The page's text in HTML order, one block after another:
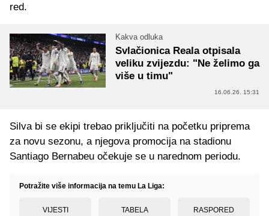
red.
Kakva odluka
Svlačionica Reala otpisala
veliku zvijezdu: "Ne želimo ga
više u timu"
16.06.26. 15:31
Silva bi se ekipi trebao priključiti na početku priprema
za novu sezonu, a njegova promocija na stadionu
Santiago Bernabeu očekuje se u narednom periodu.
Potražite više informacija na temu La Liga:
VIJESTI TABELA RASPORED